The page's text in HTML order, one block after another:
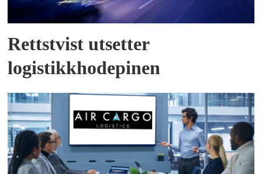
Rettstvist utsetter
logistikkhodepinen